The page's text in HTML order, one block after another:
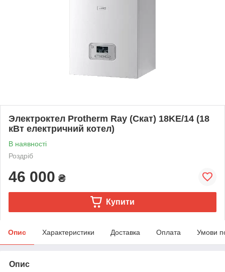
Электроктел Protherm Ray (Скат) 18KE/14 (18
кВт електричний котел)
В наявності
Роздріб
46 000 ₴
Купити
Опис Характеристики Доставка Оплата Умови
Опис